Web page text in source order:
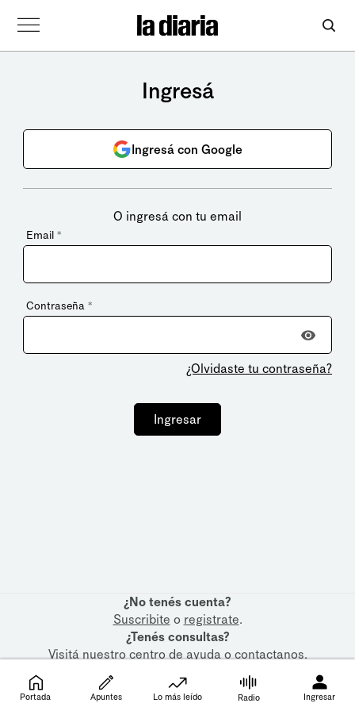
Ingresá
Ingresá con Google
O ingresá con tu email
Email *
Contraseña *
¿Olvidaste tu contraseña?
Ingresar
¿No tenés cuenta?
Suscribite o registrate.
¿Tenés consultas?
Visitá nuestrocentro de ayudaocontactanos.
Portada Apuntes Lo más leído Radio Ingresar